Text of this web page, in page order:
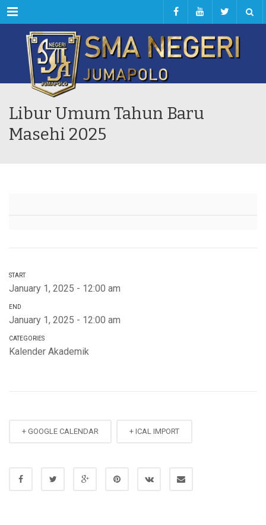
Menu
Libur Umum Tahun Baru
Masehi 2025
START
January 1, 2025 - 12:00 am
END
January 1, 2025 - 12:00 am
CATEGORIES
Kalender Akademik
+ GOOGLE CALENDAR + ICAL IMPORT